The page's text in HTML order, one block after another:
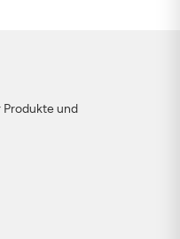
und